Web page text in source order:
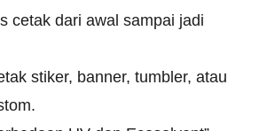
cetak dari awal sampai jadi
stiker, banner, tumbler, atau